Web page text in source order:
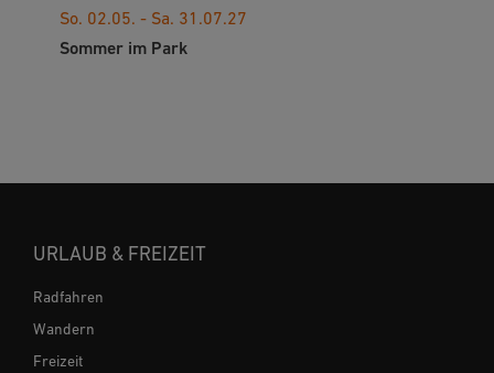
So. 02.05. - Sa. 31.07.27
Sommer im Park
URLAUB & FREIZEIT
Radfahren
Wandern
Freizeit